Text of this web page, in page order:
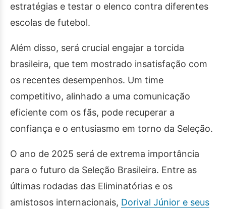
estratégias e testar o elenco contra diferentes
escolas de futebol.
Além disso, será crucial engajar a torcida
brasileira, que tem mostrado insatisfação com
os recentes desempenhos. Um time
competitivo, alinhado a uma comunicação
eficiente com os fãs, pode recuperar a
confiança e o entusiasmo em torno da Seleção.
O ano de 2025 será de extrema importância
para o futuro da Seleção Brasileira. Entre as
últimas rodadas das Eliminatórias e os
amistosos internacionais, Dorival Júnior e seus